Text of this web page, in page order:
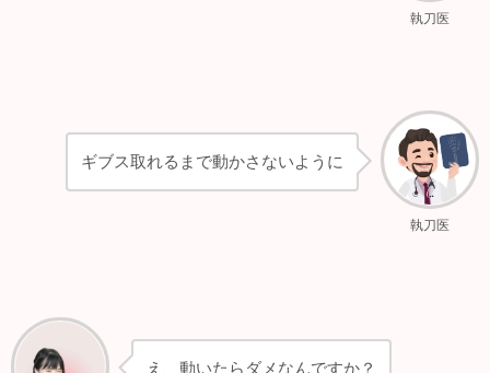
執刀医
執刀医
ギブス取れるまで動かさないように
え、動いたらダメなんですか？